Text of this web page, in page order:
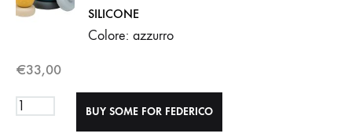
SILICONE
Colore: azzurro
€33,00